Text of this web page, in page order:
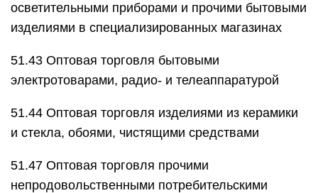
осветительными приборами и прочими бытовыми
изделиями в специализированных магазинах
51.43 Оптовая торговля бытовыми
электротоварами, радио- и телеаппаратурой
51.44 Оптовая торговля изделиями из керамики
и стекла, обоями, чистящими средствами
51.47 Оптовая торговля прочими
непродовольственными потребительскими